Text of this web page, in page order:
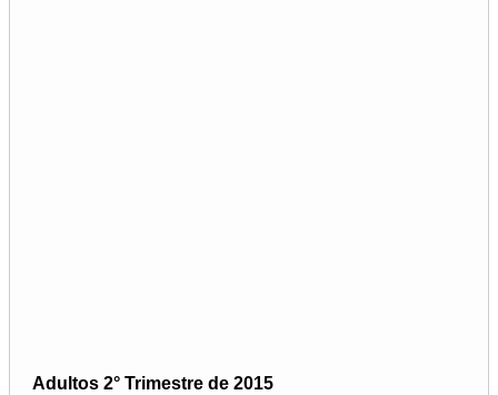
Adultos 2° Trimestre de 2015